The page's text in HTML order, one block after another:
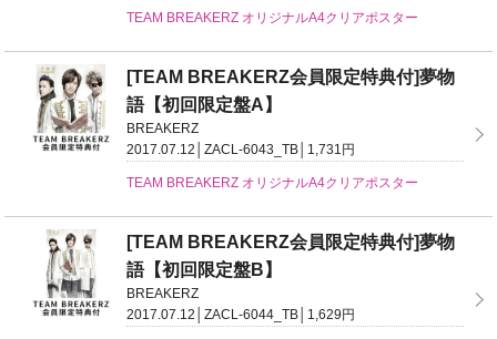
TEAM BREAKERZ オリジナルA4クリアポスター
[TEAM BREAKERZ会員限定特典付]夢物
語【初回限定盤A】
BREAKERZ
2017.07.12│ZACL-6043_TB│1,731円
TEAM BREAKERZ オリジナルA4クリアポスター
[TEAM BREAKERZ会員限定特典付]夢物
語【初回限定盤B】
BREAKERZ
2017.07.12│ZACL-6044_TB│1,629円